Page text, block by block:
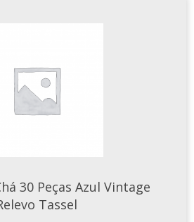
30 Peças Azul Vintage
Tassel